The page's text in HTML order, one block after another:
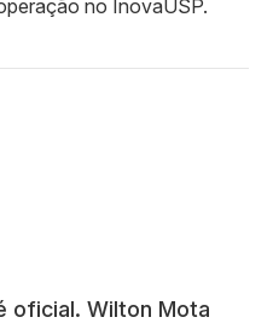
no InovaUSP.
oficial. Wilton Mota